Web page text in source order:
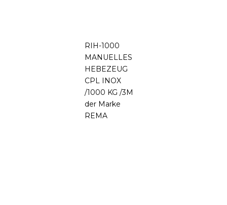
RIH-1000
MANUELLES
HEBEZEUG
CPL INOX
/1000 KG /3M
der Marke
REMA